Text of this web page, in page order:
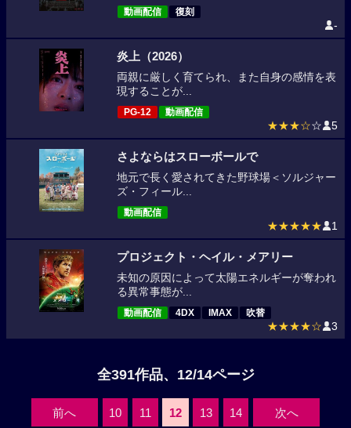
動画配信 復刻
-
炎上（2026）
両親に厳しく育てられ、また自身の感情を表
現することが...
PG-12 動画配信
★★★☆☆ 5
さよならはスローボールで
地元で長く愛されてきた野球場＜ソルジャー
ズ・フィール...
動画配信
★★★★★ 1
プロジェクト・ヘイル・メアリー
未知の原因によって太陽エネルギーが奪われ
る異常事態が...
動画配信 4DX IMAX 吹替
★★★★☆ 3
全391作品、12/14ページ
前へ 10 11 12 13 14 次へ